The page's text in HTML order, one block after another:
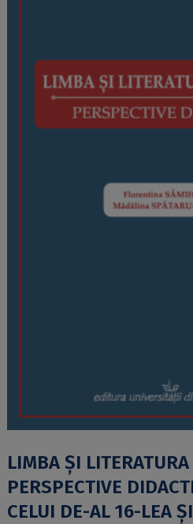
LIMBA ȘI
PERSPECTIVE
CELUI DE-AL 16-LEA